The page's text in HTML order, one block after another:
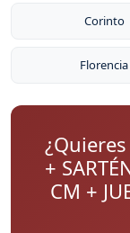
Corinto
Florencia
+
CM +